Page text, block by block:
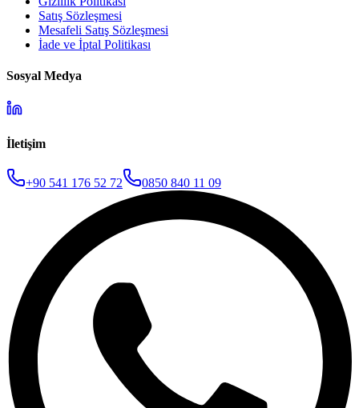
Satış Sözleşmesi
Mesafeli Satış Sözleşmesi
İade ve İptal Politikası
Sosyal Medya
İletişim
+90 541 176 52 72 0850 840 11 09